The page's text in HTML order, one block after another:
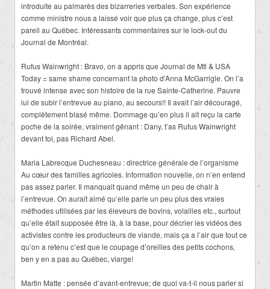
introduite au palmarès des bizarreries verbales. Son expérience
comme ministre nous a laissé voir que plus ça change, plus c’est
pareil au Québec. Intéressants commentaires sur le lock-out du
Journal de Montréal.
Rufus Wainwright : Bravo, on a appris que Journal de Mtl & USA
Today = same shame concernant la photo d’Anna McGarrigle. On l’a
trouvé intense avec son histoire de la rue Sainte-Catherine. Pauvre
lui de subir l’entrevue au piano, au secours!! Il avait l’air découragé,
complètement blasé même. Dommage qu’en plus il ait reçu la carte
poche de la soirée, vraiment gênant : Dany, t’as Rufus Wainwright
devant toi, pas Richard Abel.
Maria Labrecque Duchesneau : directrice générale de l’organisme
Au cœur des familles agricoles. Information nouvelle, on n’en entend
pas assez parler. Il manquait quand même un peu de chair à
l’entrevue. On aurait aimé qu’elle parle un peu plus des vraies
méthodes utilisées par les éleveurs de bovins, volailles etc., surtout
qu’elle était supposée être là, à la base, pour décrier les vidéos des
activistes contre les producteurs de viande, mais ça a l’air que tout ce
qu’on a retenu c’est que le coupage d’oreilles des petits cochons,
ben y en a pas au Québec, viarge!
Martin Matte : pensée d’avant-entrevue; de quoi va-t-il nous parler si